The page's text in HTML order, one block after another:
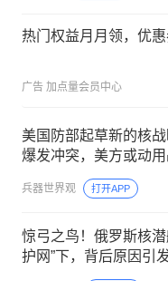
热门权益月月领，优惠
广告 加点量会员中心
美国防部起草新的核
爆发冲突，美方或动
兵器世界观 打开APP
惊弓之鸟！俄罗斯核
护网”下，背后原因引